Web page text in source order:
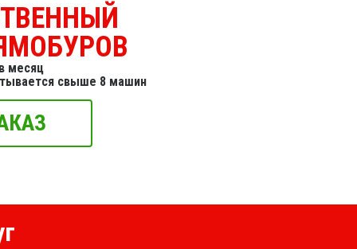
месяц
свыше 8 машин